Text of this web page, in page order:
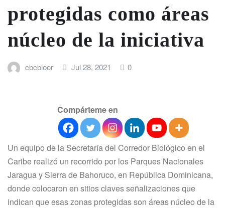
protegidas como áreas
núcleo de la iniciativa
cbcbioor Jul 28, 2021 0
Compárteme en
Un equipo de la Secretaría del Corredor Biológico en el
Caribe realizó un recorrido por los Parques Nacionales
Jaragua y Sierra de Bahoruco, en República Dominicana,
donde colocaron en sitios claves señalizaciones que
indican que esas zonas protegidas son áreas núcleo de la